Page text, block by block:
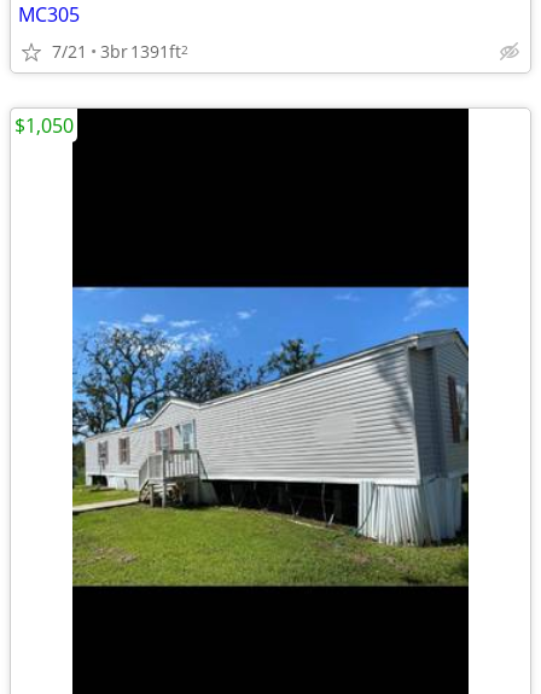
MC305
7/21 3br1391ft2
$1,050